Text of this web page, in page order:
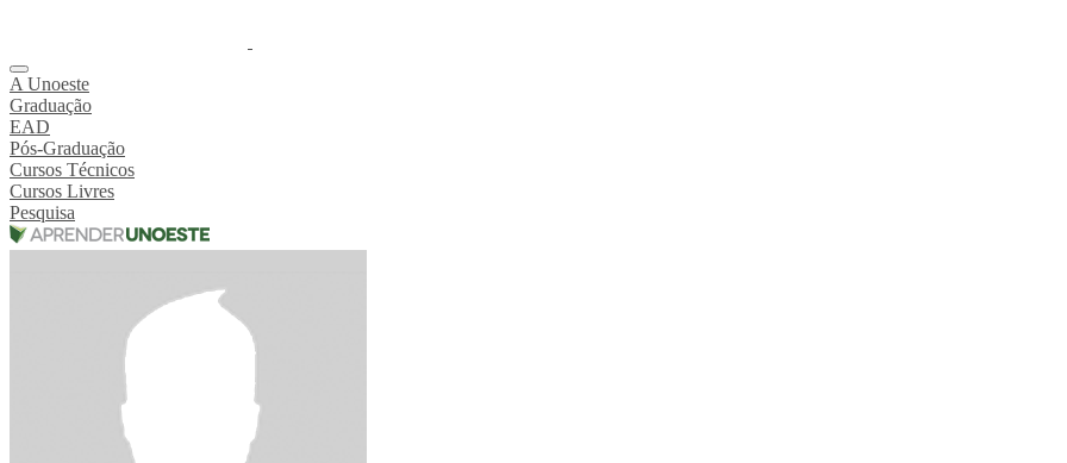
A Unoeste
Graduação
EAD
Pós-Graduação
Cursos Técnicos
Cursos Livres
Pesquisa